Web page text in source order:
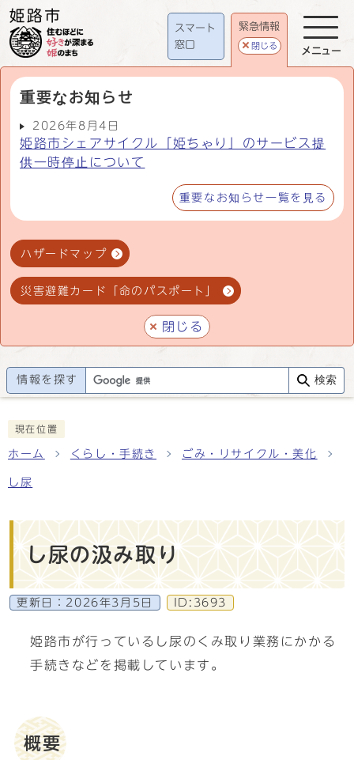
スマート
窓口
緊急情報
閉じる
重要なお知らせ
2026年8月4日
姫路市シェアサイクル「姫ちゃり」のサービス提
供一時停止について
重要なお知らせ一覧を見る
ハザードマップ
災害避難カード「命のパスポート」
閉じる
メニュー
情報を探す 検索
現在位置
ホーム くらし・手続き ごみ・リサイクル・美化
し尿
し尿の汲み取り
更新日： 2026年3月5日 ID:3693
姫路市が行っているし尿のくみ取り業務にかかる
手続きなどを掲載しています。
概要